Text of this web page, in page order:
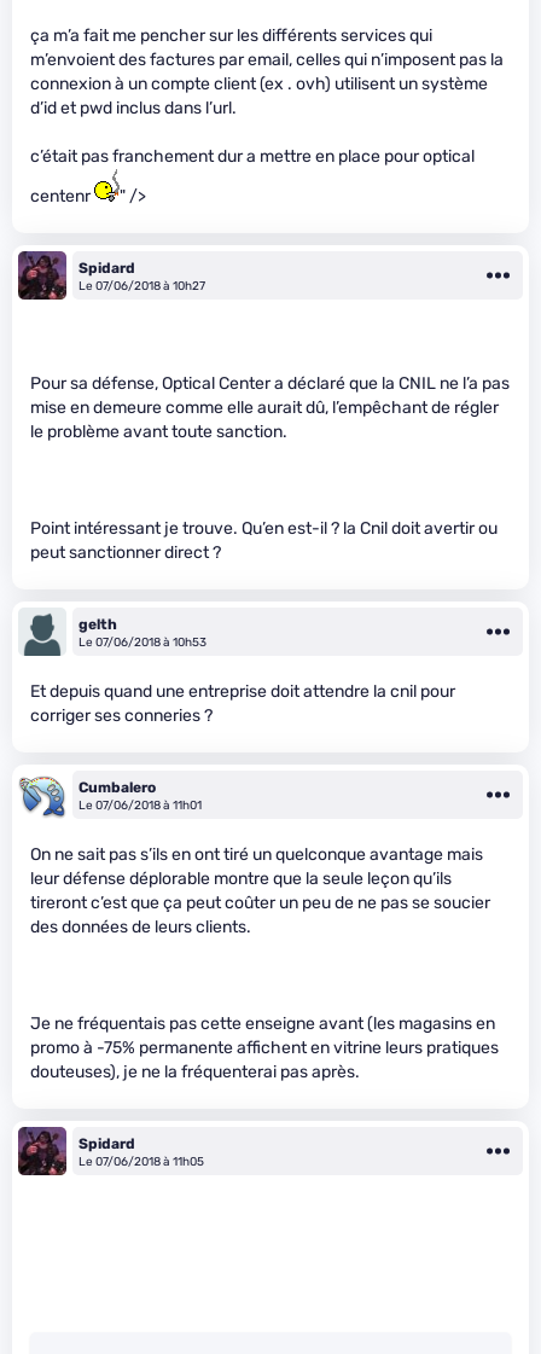
ça m’a fait me pencher sur les différents services qui
m’envoient des factures par email, celles qui n’imposent pas la
connexion à un compte client (ex . ovh) utilisent un système
d’id et pwd inclus dans l’url.
c’était pas franchement dur a mettre en place pour optical
centenr
" />
Spidard
Le 07/06/2018 à 10h27
Pour sa défense, Optical Center a déclaré que la CNIL ne l’a pas
mise en demeure comme elle aurait dû, l’empêchant de régler
le problème avant toute sanction.
Point intéressant je trouve. Qu’en est-il ? la Cnil doit avertir ou
peut sanctionner direct ?
gelth
Le 07/06/2018 à 10h53
Et depuis quand une entreprise doit attendre la cnil pour
corriger ses conneries ?
Cumbalero
Le 07/06/2018 à 11h01
On ne sait pas s’ils en ont tiré un quelconque avantage mais
leur défense déplorable montre que la seule leçon qu’ils
tireront c’est que ça peut coûter un peu de ne pas se soucier
des données de leurs clients.
Je ne fréquentais pas cette enseigne avant (les magasins en
promo à -75% permanente affichent en vitrine leurs pratiques
douteuses), je ne la fréquenterai pas après.
Spidard
Le 07/06/2018 à 11h05